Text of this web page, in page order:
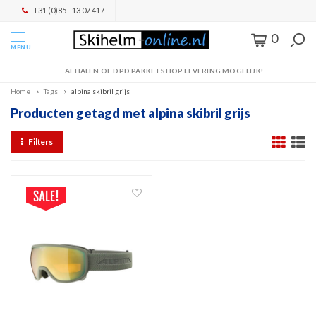
+31 (0)85 - 13 07 417
MENU
0
AFHALEN OF DPD PAKKETSHOP LEVERING MOGELIJK!
Home Tags alpina skibril grijs
Producten getagd met alpina skibril grijs
Filters